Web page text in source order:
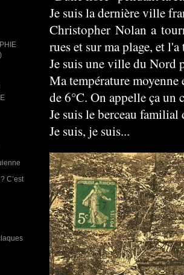
C’est
Je suis la dernière ville
Christopher Nolan a
rues et sur ma plage, et
Je suis une ville du Nord
Ma température moyenne
de 6°C. On appelle ça un
Je suis le berceau familial
Je suis, je suis...